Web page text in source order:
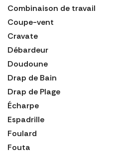
Combinaison de travail
Coupe-vent
Cravate
Débardeur
Doudoune
Drap de Bain
Drap de Plage
Écharpe
Espadrille
Foulard
Fouta